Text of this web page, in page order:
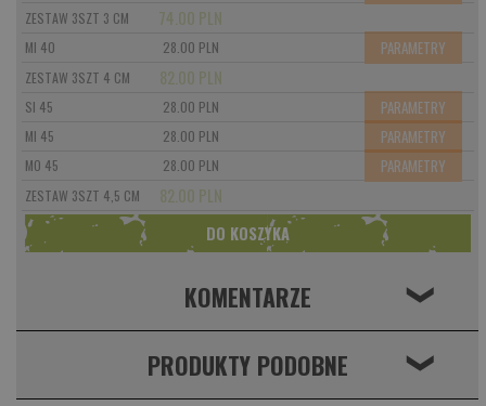
ZESTAW 3SZT 3 CM 74.00 PLN
MI 40 28.00 PLN PARAMETRY
ZESTAW 3SZT 4 CM 82.00 PLN
SI 45 28.00 PLN PARAMETRY
MI 45 28.00 PLN PARAMETRY
MO 45 28.00 PLN PARAMETRY
ZESTAW 3SZT 4,5 CM 82.00 PLN
KOMENTARZE ❮
PRODUKTY PODOBNE ❮